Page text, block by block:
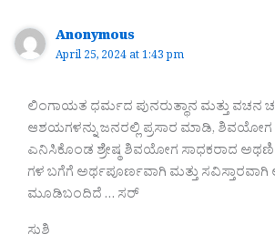
Anonymous
April 25, 2024 at 1:43 pm
ಲಿಂಗಾಯತ ಧರ್ಮದ ಪುನರುತ್ಥಾನ ಮತ್ತು ವಚನ
ಆಶಯಗಳನ್ನು ಜನರಲ್ಲಿ ಪ್ರಸಾರ ಮಾಡಿ, ಶಿವಯೋಗ
ಎನಿಸಿಕೊಂಡ ಶ್ರೇಷ್ಠ ಶಿವಯೋಗ ಸಾಧಕರಾದ ಅಥಣಿ
ಗಳ ಬಗೆಗೆ ಅರ್ಥಪೂರ್ಣವಾಗಿ ಮತ್ತು ಸವಿಸ್ತಾರವಾಗಿ
ಮೂಡಿಬಂದಿದೆ … ಸರ್
ಸುಶಿ